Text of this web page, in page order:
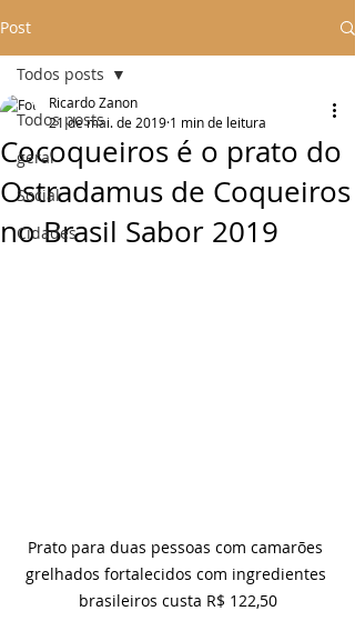
Post
Todos posts
geral
Social
Cidades
Todos posts
Cocoqueiros é o prato do
Ostradamus de Coqueiros
no Brasil Sabor 2019
Ricardo Zanon
21 de mai. de 2019 1 min de leitura
Prato para duas pessoas com camarões
grelhados fortalecidos com ingredientes
brasileiros custa R$ 122,50